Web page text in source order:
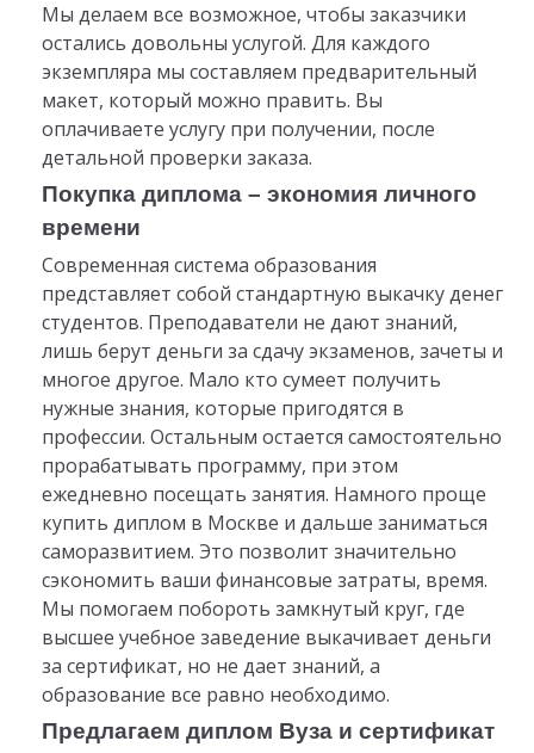
Мы делаем все возможное, чтобы заказчики
остались довольны услугой. Для каждого
экземпляра мы составляем предварительный
макет, который можно править. Вы
оплачиваете услугу при получении, после
детальной проверки заказа.
Покупка диплома – экономия личного
времени
Современная система образования
представляет собой стандартную выкачку денег
студентов. Преподаватели не дают знаний,
лишь берут деньги за сдачу экзаменов, зачеты и
многое другое. Мало кто сумеет получить
нужные знания, которые пригодятся в
профессии. Остальным остается самостоятельно
прорабатывать программу, при этом
ежедневно посещать занятия. Намного проще
купить диплом в Москве и дальше заниматься
саморазвитием. Это позволит значительно
сэкономить ваши финансовые затраты, время.
Мы помогаем побороть замкнутый круг, где
высшее учебное заведение выкачивает деньги
за сертификат, но не дает знаний, а
образование все равно необходимо.
Предлагаем диплом Вуза и сертификат